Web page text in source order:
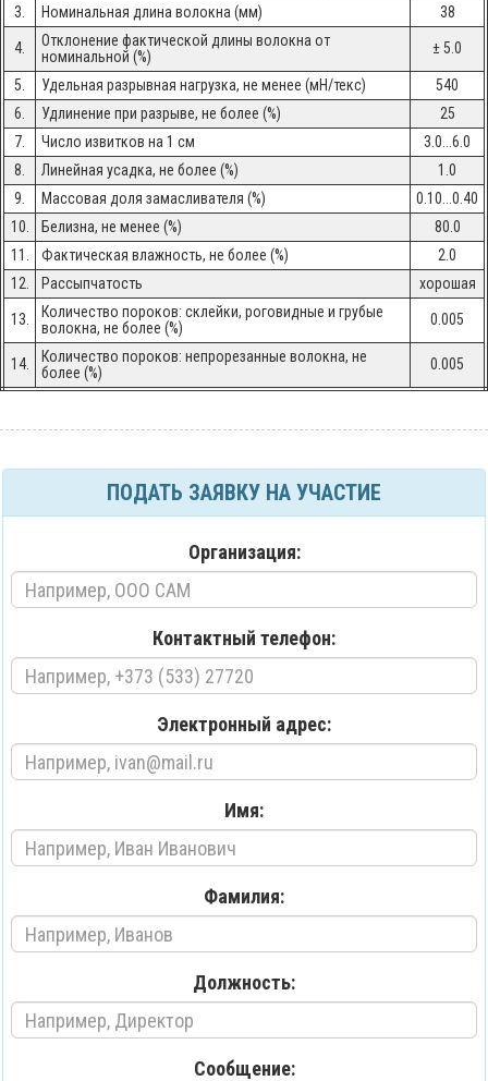
3. Номинальная длина волокна (мм) 38
4.
Отклонение фактической длины волокна от
номинальной (%)
± 5.0
5. Удельная разрывная нагрузка, не менее (мН/текс)
540
6.
Удлинение при разрыве, не более (%)
25
7.
Число извитков на 1 см
3.0...6.0
8.
Линейная усадка, не более (%)
1.0
9.
Массовая доля замасливателя (%)
0.10...0.40
10.
Белизна, не менее (%)
80.0
11.
Фактическая влажность, не более (%)
2.0
12.
Рассыпчатость хорошая
13.
Количество пороков: склейки, роговидные и грубые
волокна, не более (%)
0.005
14.
Количество пороков: непрорезанные волокна, не
более (%)
0.005
ПОДАТЬ ЗАЯВКУ НА УЧАСТИЕ
Организация:
Контактный телефон:
Электронный адрес:
Имя:
Фамилия:
Должность:
Сообщение: